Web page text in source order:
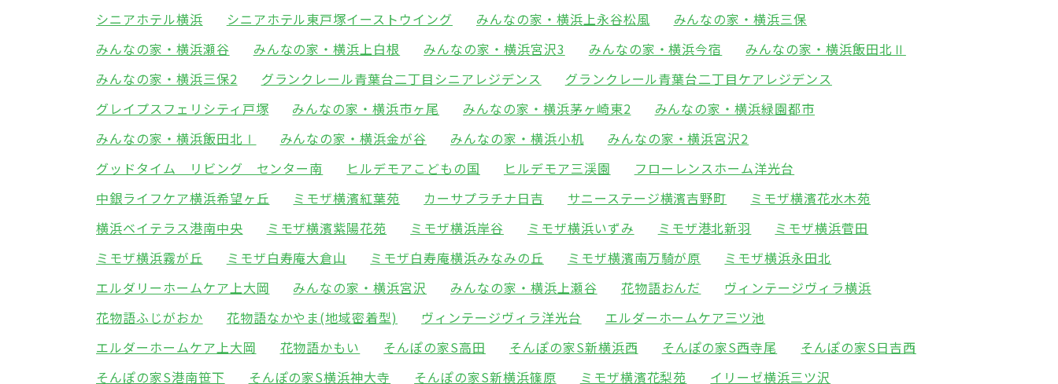
シニアホテル横浜
シニアホテル東戸塚イーストウイング みんなの家・横浜上永谷松風
みんなの家・横浜三保
みんなの家・横浜瀬谷
みんなの家・横浜上白根 みんなの家・横浜宮沢3 みんなの家・横浜今宿
みんなの家・横浜飯田北Ⅱ
みんなの家・横浜三保2
グランクレール青葉台二丁目シニアレジデンス
グランクレール青葉台二丁目ケアレジデンス
グレイプスフェリシティ戸塚
みんなの家・横浜市ヶ尾 みんなの家・横浜茅ヶ崎東2
みんなの家・横浜緑園都市
みんなの家・横浜飯田北Ⅰ
みんなの家・横浜金が谷 みんなの家・横浜小机
みんなの家・横浜宮沢2
グッドタイム リビング センター南
ヒルデモアこどもの国 ヒルデモア三渓園
フローレンスホーム洋光台
中銀ライフケア横浜希望ヶ丘
ミモザ横濱紅葉苑 カーサプラチナ日吉 サニーステージ横濱吉野町
ミモザ横濱花水木苑
横浜ベイテラス港南中央
ミモザ横濱紫陽花苑 ミモザ横浜岸谷 ミモザ横浜いずみ ミモザ港北新羽
ミモザ横浜菅田
ミモザ横浜霧が丘
ミモザ白寿庵大倉山 ミモザ白寿庵横浜みなみの丘 ミモザ横濱南万騎が原
ミモザ横浜永田北
エルダリーホームケア上大岡
みんなの家・横浜宮沢 みんなの家・横浜上瀬谷 花物語おんだ
ヴィンテージヴィラ横浜
花物語ふじがおか
花物語なかやま(地域密着型) ヴィンテージヴィラ洋光台
エルダーホームケア三ツ池
エルダーホームケア上大岡
花物語かもい そんぽの家S高田 そんぽの家S新横浜西 そんぽの家S西寺尾
そんぽの家S日吉西
そんぽの家S港南笹下
そんぽの家S横浜神大寺 そんぽの家S新横浜篠原 ミモザ横濱花梨苑 イリーゼ横浜三ツ沢